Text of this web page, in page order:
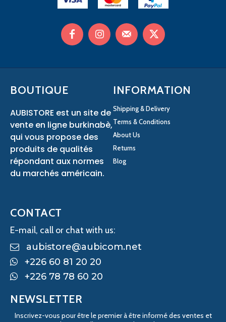
BOUTIQUE
AUBISTORE est un site de
vente en ligne burkinabè,
qui vous propose des
produits de qualités
répondant aux normes
du marchés américain.
INFORMATION
Shipping & Delivery
Terms & Conditions
About Us
Returns
Blog
CONTACT
E-mail, call or chat with us:
aubistore@aubicom.net
+226 60 81 20 20
+226 78 78 60 20
NEWSLETTER
Inscrivez-vous pour être le premier à être informé des ventes et